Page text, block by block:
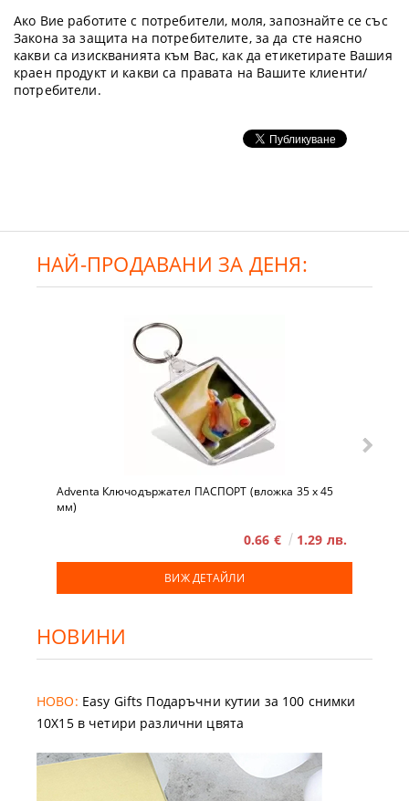
Ако Вие работите с потребители, моля, запознайте се със
Закона за защита на потребителите, за да сте наясно
какви са изискванията към Вас, как да етикетирате Вашия
краен продукт и какви са правата на Вашите клиенти/
потребители.
НАЙ-ПРОДАВАНИ ЗА ДЕНЯ:
Adventa Ключодържател ПАСПОРТ (вложка 35 x 45
мм)
0.66 € 1.29 лв.
ВИЖ ДЕТАЙЛИ
НОВИНИ
НОВО: Easy Gifts Подаръчни кутии за 100 снимки
10X15 в четири различни цвята